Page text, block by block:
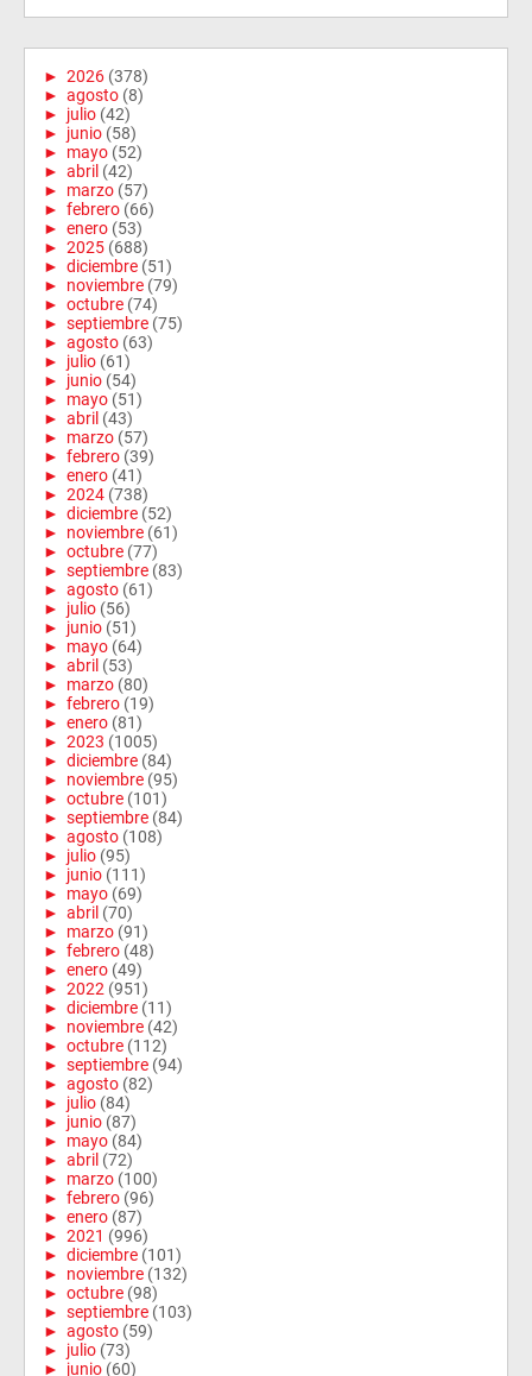
► 2026 (378)
► agosto (8)
► julio (42)
► junio (58)
► mayo (52)
► abril (42)
► marzo (57)
► febrero (66)
► enero (53)
► 2025 (688)
► diciembre (51)
► noviembre (79)
► octubre (74)
► septiembre (75)
► agosto (63)
► julio (61)
► junio (54)
► mayo (51)
► abril (43)
► marzo (57)
► febrero (39)
► enero (41)
► 2024 (738)
► diciembre (52)
► noviembre (61)
► octubre (77)
► septiembre (83)
► agosto (61)
► julio (56)
► junio (51)
► mayo (64)
► abril (53)
► marzo (80)
► febrero (19)
► enero (81)
► 2023 (1005)
► diciembre (84)
► noviembre (95)
► octubre (101)
► septiembre (84)
► agosto (108)
► julio (95)
► junio (111)
► mayo (69)
► abril (70)
► marzo (91)
► febrero (48)
► enero (49)
► 2022 (951)
► diciembre (11)
► noviembre (42)
► octubre (112)
► septiembre (94)
► agosto (82)
► julio (84)
► junio (87)
► mayo (84)
► abril (72)
► marzo (100)
► febrero (96)
► enero (87)
► 2021 (996)
► diciembre (101)
► noviembre (132)
► octubre (98)
► septiembre (103)
► agosto (59)
► julio (73)
► junio (60)